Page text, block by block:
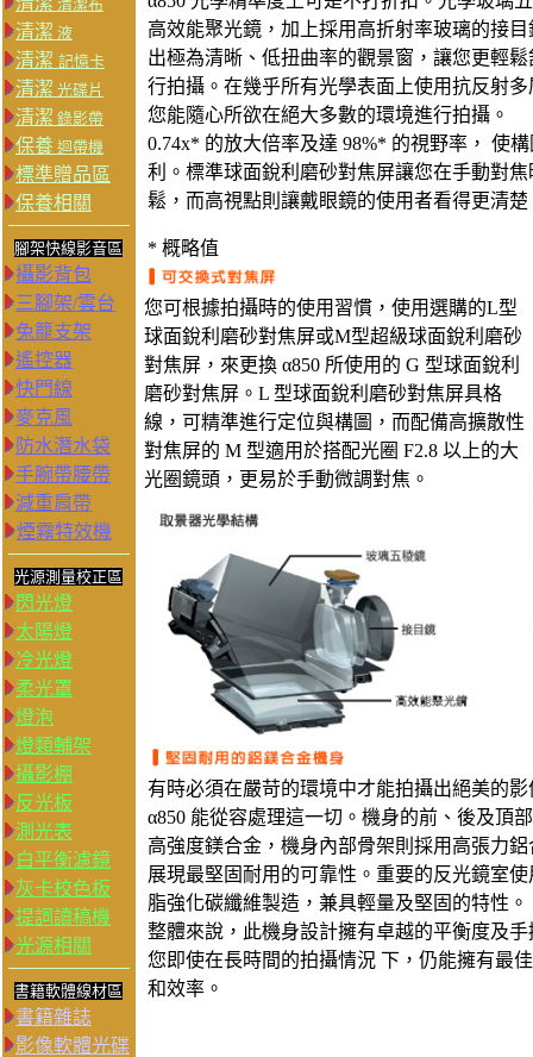
清潔布
清潔 液
清潔 記憶卡
清潔 光碟片
清潔 錄影帶
保養 迴帶機
標準贈品區
保養相關
腳架快線影音區
攝影背包
三腳架/雲台
兔籠支架
遙控器
快門線
麥克風
防水潛水袋
手腕帶腰帶
減重肩帶
煙霧特效機
光源測量校正區
閃光燈
太陽燈
冷光燈
柔光罩
燈泡
燈類輔架
攝影棚
反光板
測光表
白平衡濾鏡
灰卡校色板
提詞讀稿機
光源相關
書籍軟體線材區
書籍雜誌
影像軟體光碟
高效能聚光鏡，加上採用高折射率玻璃的接目
出極為清晰、低扭曲率的觀景窗，讓您更輕鬆
行拍攝。在幾乎所有光學表面上使用抗反射多
您能隨心所欲在絕大多數的環境進行拍攝。
0.74x* 的放大倍率及達 98%* 的視野率， 使
利。標準球面銳利磨砂對焦屏讓您在手動對焦
鬆，而高視點則讓戴眼鏡的使用者看得更清楚
* 概略值
您可根據拍攝時的使用習慣，使用選購的L型
球面銳利磨砂對焦屏或M型超級球面銳利磨砂
對焦屏，來更換 α850 所使用的 G 型球面銳利
磨砂對焦屏。L 型球面銳利磨砂對焦屏具格
線，可精準進行定位與構圖，而配備高擴散性
對焦屏的 M 型適用於搭配光圈 F2.8 以上的大
光圈鏡頭，更易於手動微調對焦。
有時必須在嚴苛的環境中才能拍攝出絕美的影
α850 能從容處理這一切。機身的前、後及頂
高強度鎂合金，機身內部骨架則採用高張力
展現最堅固耐用的可靠性。重要的反光鏡室
脂強化碳纖維製造，兼具輕量及堅固的特性。
整體來說，此機身設計擁有卓越的平衡度及手
您即使在長時間的拍攝情況 下，仍能擁有最
和效率。